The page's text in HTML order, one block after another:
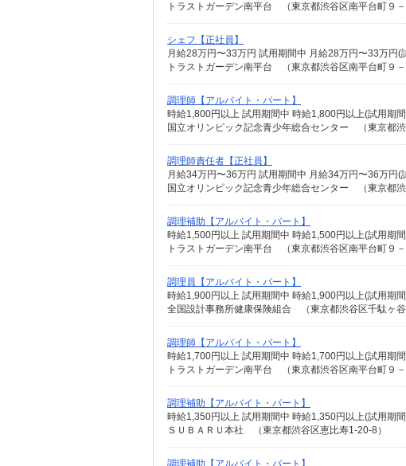
トラストガーデン南平台 （東京都渋谷区南平台町９－
シェフ【正社員】
トラストガーデン南平台 （東京都渋谷区南平台町９－
調理師【アルバイト・パート】
時給1,800円以上 試用期間中 時給1,800円以上(試用期
国立オリンピック記念青少年総合センター （東京都
調理師責任者【正社員】
国立オリンピック記念青少年総合センター （東京都
調理補助【アルバイト・パート】
時給1,500円以上 試用期間中 時給1,500円以上(試用期
トラストガーデン南平台 （東京都渋谷区南平台町９－
調理員【アルバイト・パート】
時給1,900円以上 試用期間中 時給1,900円以上(試用期
全国設計事務所健康保険組合 （東京都渋谷区千駄ヶ谷
調理師【アルバイト・パート】
時給1,700円以上 試用期間中 時給1,700円以上(試用期
トラストガーデン南平台 （東京都渋谷区南平台町９－
調理補助【アルバイト・パート】
時給1,350円以上 試用期間中 時給1,350円以上(試用期
ＳＵＢＡＲＵ本社 （東京都渋谷区恵比寿1-20-8）
調理補助【アルバイト・パート】